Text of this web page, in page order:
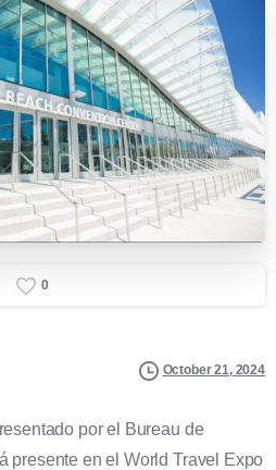
0
October 21, 2024
por el Bureau de
presente en el World Travel Expo